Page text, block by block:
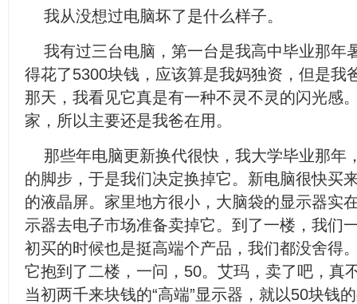
我从没想过电脑坏了是什么样子。
我有过三台电脑，第一台是我高中毕业那年
得花了5300块钱，应该算是我妈独资，但是我
那天，我看见它真是有一种不灵不灵的闪光感
家，所以主要还是我爸在用。
那些年电脑更新换代很快，我大学毕业那年
的脚步，于是我们决定换掉它。新电脑很快买
的液晶屏。家里地方很小，大脑袋的显示器实
示器去电子市场准备卖掉它。到了一楼，我们
初买的时候也是挺高端个产品，我们都没舍得
它抱到了二楼，一问，50。艾玛，卖了吧，真
当初两千来块钱的“高端”显示器，就以50块钱